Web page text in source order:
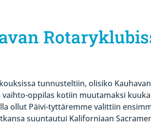
tunnusteltiin, olisiko
oppilas kotiin muutamaksi
ollut Päivi-tyttäremme valittiin
suuntautui Kaliforniaan